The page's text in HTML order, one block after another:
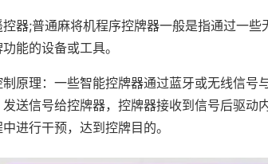
器;普通麻将机程序控牌器一般是指通过一
能的设备或工具。
原理：一些智能控牌器通过蓝牙或无线信号
送信号给控牌器，控牌器接收到信号后驱动
进行干预，达到控牌目的。